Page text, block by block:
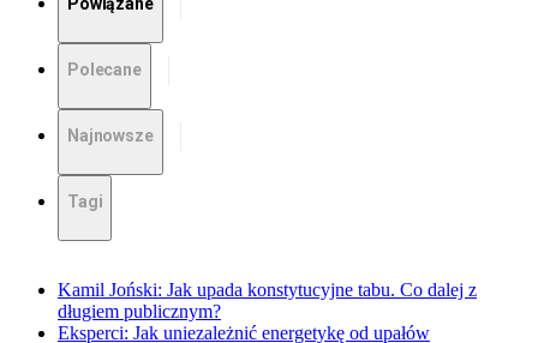
Polecane
Najnowsze
Tagi
Kamil Joński: Jak upada konstytucyjne tabu. Co dalej z
długiem publicznym?
Eksperci: Jak uniezależnić energetykę od upałów